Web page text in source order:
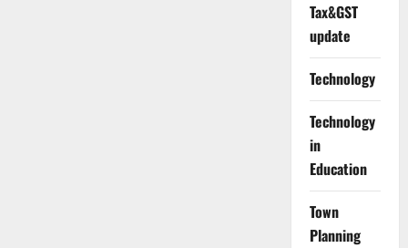
Tax&GST
update
Technology
Technology
in
Education
Town
Planning